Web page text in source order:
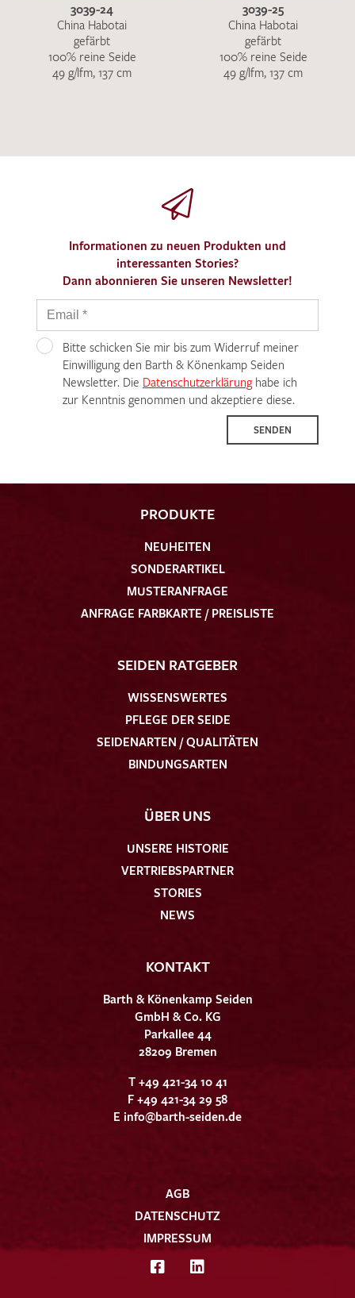
3039-24
China Habotai
gefärbt
100% reine Seide
49 g/lfm, 137 cm
3039-25
China Habotai
gefärbt
100% reine Seide
49 g/lfm, 137 cm
Informationen zu neuen Produkten und
interessanten Stories?
Dann abonnieren Sie unseren Newsletter!
Bitte schicken Sie mir bis zum Widerruf meiner
Einwilligung den Barth & Könenkamp Seiden
Newsletter. Die Datenschutzerklärunghabe ich
zur Kenntnis genommen und akzeptiere diese.
SENDEN
PRODUKTE
NEUHEITEN
SONDERARTIKEL
MUSTERANFRAGE
ANFRAGE FARBKARTE / PREISLISTE
SEIDEN RATGEBER
WISSENSWERTES
PFLEGE DER SEIDE
SEIDENARTEN / QUALITÄTEN
BINDUNGSARTEN
ÜBER UNS
UNSERE HISTORIE
VERTRIEBSPARTNER
STORIES
NEWS
KONTAKT
Barth & Könenkamp Seiden
GmbH & Co. KG
Parkallee 44
28209 Bremen
T +49 421-34 10 41
F +49 421-34 29 58
E info@barth-seiden.de
AGB
DATENSCHUTZ
IMPRESSUM